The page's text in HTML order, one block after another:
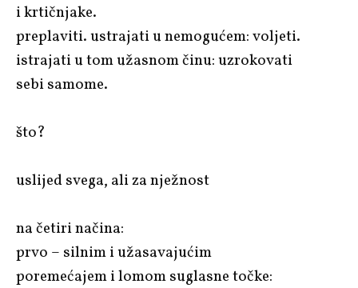
i krtičnjake.
preplaviti. ustrajati u nemogućem: voljeti.
istrajati u tom užasnom činu: uzrokovati
sebi samome.
što?
uslijed svega, ali za nježnost
na četiri načina:
prvo – silnim i užasavajućim
poremećajem i lomom suglasne točke: